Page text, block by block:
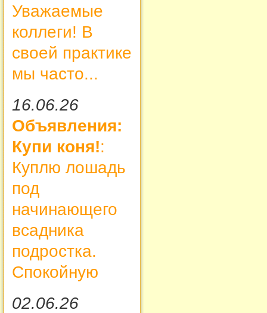
Уважаемые
коллеги! В
своей практике
мы часто...
16.06.26
Объявления:
Купи коня!:
Куплю лошадь
под
начинающего
всадника
подростка.
Спокойную
02.06.26